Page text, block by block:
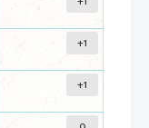
+1
+1